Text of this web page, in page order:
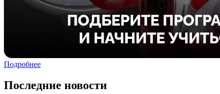
Подробнее
Последние новости